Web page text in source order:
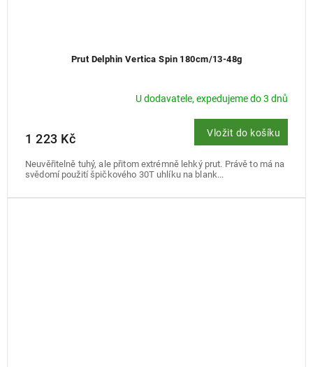
Prut Delphin Vertica Spin 180cm/13-48g
U dodavatele, expedujeme do 3 dnů
1 223 Kč Vložit do košíku
Neuvěřitelně tuhý, ale přitom extrémně lehký prut. Právě to má na
svědomí použití špičkového 30T uhlíku na blank...